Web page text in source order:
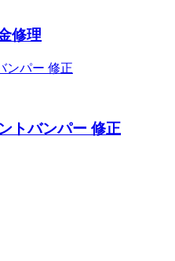
修理
トバンパー 修正